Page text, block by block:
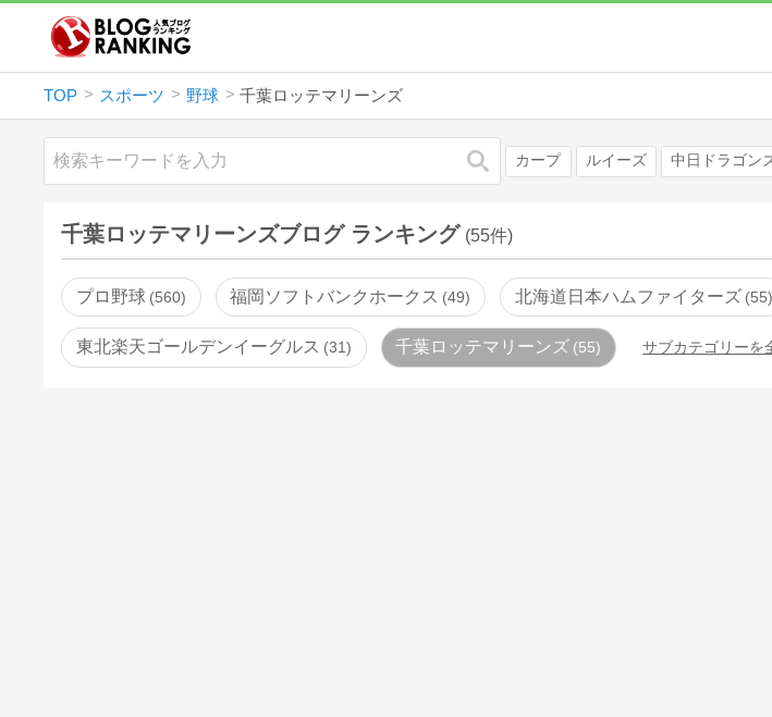
TOP スポーツ 野球 千葉ロッテマリーンズ
検索 カープ ルイーズ 中日ドラゴン
千葉ロッテマリーンズブログ ランキング (55件)
プロ野球 560 福岡ソフトバンクホークス 49 北海道日本ハムファイターズ 55
東北楽天ゴールデンイーグルス 31 千葉ロッテマリーンズ 55 サブカテゴリーを